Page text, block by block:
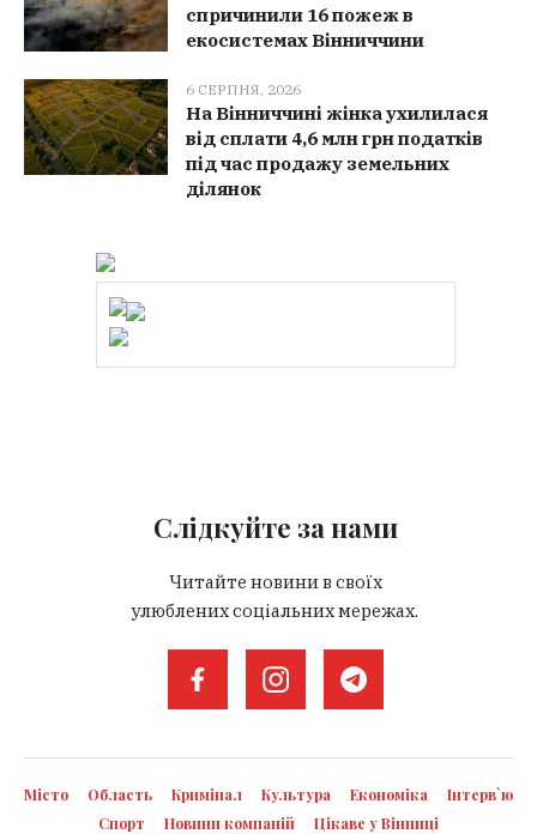
спричинили 16 пожеж в
екосистемах Вінниччини
6 СЕРПНЯ, 2026
На Вінниччині жінка ухилилася
від сплати 4,6 млн грн податків
під час продажу земельних
ділянок
Слідкуйте за нами
Читайте новини в своїх
улюблених соціальних мережах.
Місто Область Кримінал Культура Економіка
Інтерв`ю
Спорт
Новини компаній Цікаве у Вінниці